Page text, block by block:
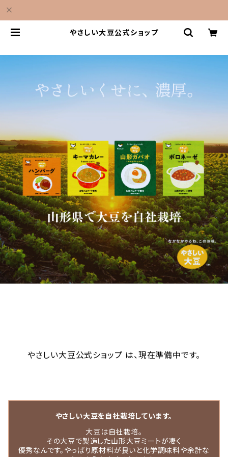
やさしい大豆公式ショップ
やさしい大豆公式ショップ は、現在準備中です。
やさしい大豆を自社栽培しています。
大豆は自社栽培。
その大豆で製造した山形大豆ミートが凄く
優秀なんです。やっぱり原材料が良いと化学調味料や余計な